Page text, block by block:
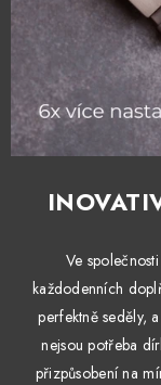
Ve
každodenních
perfektně seděly,
nejsou potřeba
přizpůsobení na